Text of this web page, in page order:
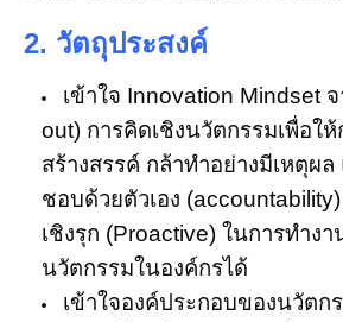
2. วัตถุประสงค์
เข้าใจ Innovation Mindset
out) การคิดเชิงนวัตกรรมเพื่อใ
สร้างสรรค์ กล้าทำอย่างมีเหตุผ
ชอบด้วยตัวเอง
เชิงรุก (Proactive) ในการทำง
นวัตกรรมในองค์กรได้
เข้าใจองค์ประกอบของนวัตก